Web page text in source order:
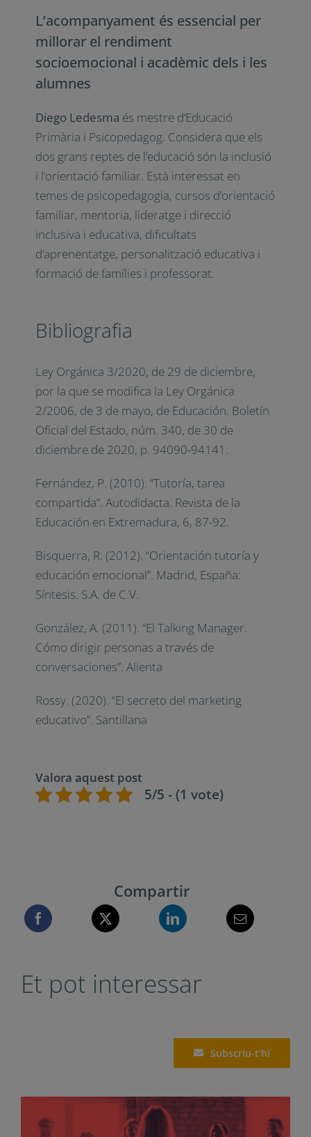
L’acompanyament és essencial per
millorar el rendiment
socioemocional i acadèmic dels i les
alumnes
dos grans reptes de l’educació són la
en temes de psicopedagogia, cursos
d’orientació familiar, mentoria, lideratge i
direcció inclusiva i educativa, dificultats
d’aprenentatge, personalització educativa i
formació de famílies i professorat.
Bibliografia
Ley Orgánica 3/2020, de 29 de diciembre,
por la que se modifica la Ley Orgánica
2/2006, de 3 de mayo, de Educación.
de diciembre de 2020, p. 94090-94141.
Fernández, P. (2010). “Tutoría, tarea
Educación en Extremadura, 6, 87-92.
Síntesis. S.A. de C.V.
González, A. (2011). “El Talking Manager.
educativo”. Santillana
Compartir